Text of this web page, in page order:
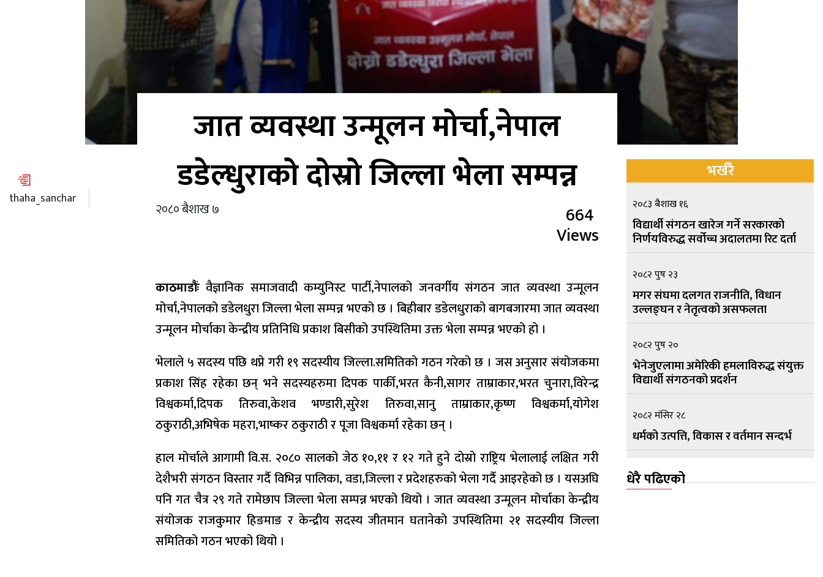
thaha_sanchar
जात व्यवस्था उन्मूलन मोर्चा,नेपाल
डडेल्धुराको दोस्रो जिल्ला भेला सम्पन्न
२०८० बैशाख ७ 664
Views
काठमाडौंः वैज्ञानिक समाजवादी कम्युनिस्ट पार्टी,नेपालको जनवर्गीय संगठन जात व्यवस्था उन्मूलन
मोर्चा,नेपालको डडेलधुरा जिल्ला भेला सम्पन्न भएको छ । बिहीबार डडेलधुराको बागबजारमा जात व्यवस्था
उन्मूलन मोर्चाका केन्द्रीय प्रतिनिधि प्रकाश बिसीको उपस्थितिमा उक्त भेला सम्पन्न भएको हो ।
भेलाले ५ सदस्य पछि थप्ने गरी १९ सदस्यीय जिल्ला.समितिको गठन गरेको छ । जस अनुसार संयोजकमा
प्रकाश सिंह रहेका छन् भने सदस्यहरुमा दिपक पार्की,भरत कैनी,सागर ताम्राकार,भरत चुनारा,विरेन्द्र
विश्वकर्मा,दिपक तिरुवा,केशव भण्डारी,सुरेश तिरुवा,सानु ताम्राकार,कृष्ण विश्वकर्मा,योगेश
ठकुराठी,अभिषेक महरा,भाष्कर ठकुराठी र पूजा विश्वकर्मा रहेका छन् ।
हाल मोर्चाले आगामी वि.स. २०८० सालको जेठ १०,११ र १२ गते हुने दोस्रो राष्ट्रिय भेलालाई लक्षित गरी
देशैभरी संगठन विस्तार गर्दै विभिन्न पालिका, वडा,जिल्ला र प्रदेशहरुको भेला गर्दै आइरहेको छ । यसअघि
पनि गत चैत्र २९ गते रामेछाप जिल्ला भेला सम्पन्न भएको थियो । जात व्यवस्था उन्मूलन मोर्चाका केन्द्रीय
संयोजक राजकुमार हिङमाङ र केन्द्रीय सदस्य जीतमान घतानेको उपस्थितिमा २१ सदस्यीय जिल्ला
समितिको गठन भएको थियो ।
भर्खरै
२०८३ बैशाख १६
विद्यार्थी संगठन खारेज गर्ने सरकारको
निर्णयविरुद्ध सर्वोच्च अदालतमा रिट दर्ता
२०८२ पुष २३
मगर संघमा दलगत राजनीति, विधान
उल्लङ्घन र नेतृत्वको असफलता
२०८२ पुष २०
भेनेजुएलामा अमेरिकी हमलाविरुद्ध संयुक्त
विद्यार्थी संगठनको प्रदर्शन
२०८२ मंसिर २८
धर्मको उत्पत्ति, विकास र वर्तमान सन्दर्भ
२०८२ मंसिर १५
सामुदायिक सार्वभौम नेपालको प्रस्तावना
धेरै पढिएको